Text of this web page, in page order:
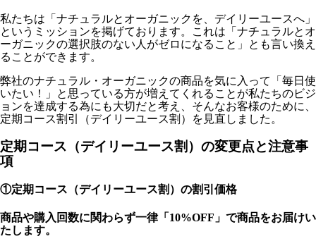
私たちは「ナチュラルとオーガニックを、デイリーユースへ」
というミッションを掲げております。これは「ナチュラルとオ
ーガニックの選択肢のない人がゼロになること」とも言い換え
ることができます。
弊社のナチュラル・オーガニックの商品を気に入って「毎日使
いたい！」と思っている方が増えてくれることが私たちのビジ
ョンを達成する為にも大切だと考え、そんなお客様のために、
定期コース割引（デイリーユース割）を見直しました。
定期コース（デイリーユース割）の変更点と注意事
項
①定期コース（デイリーユース割）の割引価格
商品や購入回数に関わらず一律「10%OFF」で商品をお届けい
たします。